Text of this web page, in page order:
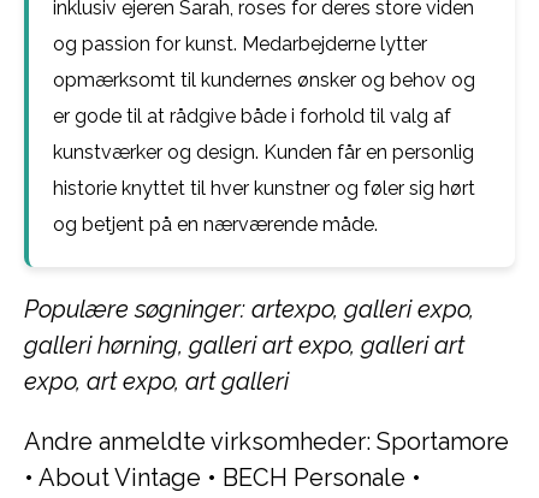
inklusiv ejeren Sarah, roses for deres store viden
og passion for kunst. Medarbejderne lytter
opmærksomt til kundernes ønsker og behov og
er gode til at rådgive både i forhold til valg af
kunstværker og design. Kunden får en personlig
historie knyttet til hver kunstner og føler sig hørt
og betjent på en nærværende måde.
Populære søgninger: artexpo, galleri expo,
galleri hørning, galleri art expo, galleri art
expo, art expo, art galleri
Andre anmeldte virksomheder: Sportamore
• About Vintage • BECH Personale •